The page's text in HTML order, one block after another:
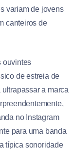
variam de jovens
canteiros de
ouvintes
de estreia de
ultrapassar a marca
no Instagram
para uma banda
típica sonoridade